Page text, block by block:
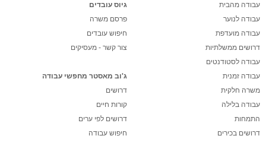
עבודה מהבית
עבודה לנוער
עבודה מועדפת
דרושים ממשלתיות
עבודה לסטודנטים
עבודה זמנית
משרה חלקית
עבודה בלילה
התמחות
דרושים בכירים
גיוס עובדים
פרסם משרה
חיפוש עובדים
צור קשר - מעסיקים
ג'וב מאסטר מחפשי עבודה
דרושים
קורות חיים
דרושים לפי ערים
חיפוש עבודה